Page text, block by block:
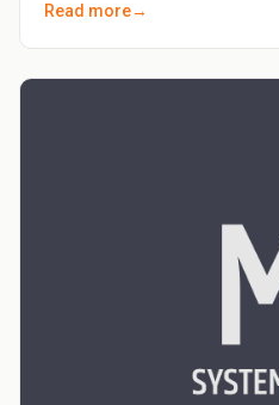
Read more→